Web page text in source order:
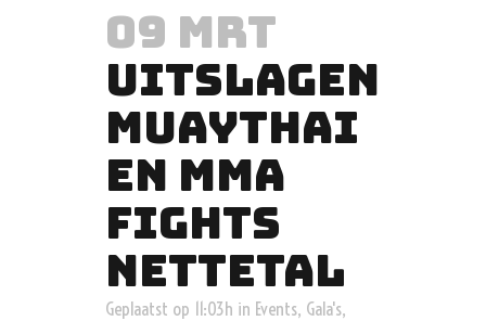
09 MRT
UITSLAGEN
MUAYTHAI
EN MMA
FIGHTS
NETTETAL
Geplaatst op 11:03h in Events, Gala's,